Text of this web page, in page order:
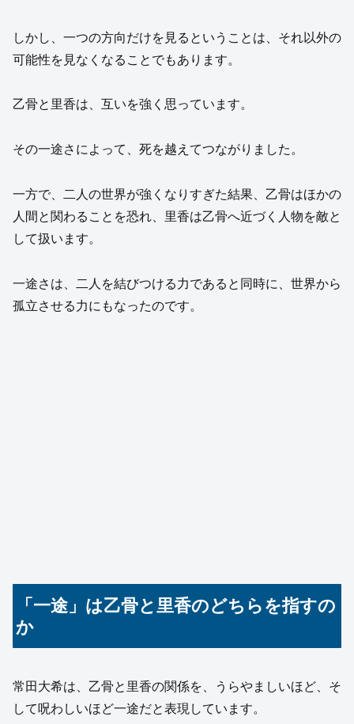
しかし、一つの方向だけを見るということは、それ以外の
可能性を見なくなることでもあります。
乙骨と里香は、互いを強く思っています。
その一途さによって、死を越えてつながりました。
一方で、二人の世界が強くなりすぎた結果、乙骨はほかの
人間と関わることを恐れ、里香は乙骨へ近づく人物を敵と
して扱います。
一途さは、二人を結びつける力であると同時に、世界から
孤立させる力にもなったのです。
「一途」は乙骨と里香のどちらを指すの
か
常田大希は、乙骨と里香の関係を、うらやましいほど、そ
して呪わしいほど一途だと表現しています。